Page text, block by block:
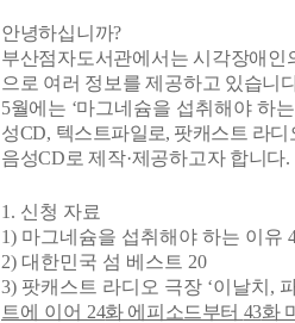
안녕하십니까?
부산점자도서관에서는 시각장애인
으로 여러 정보를 제공하고 있습니
5월에는 ‘마그네슘을 섭취해야 하
성CD, 텍스트파일로, 팟캐스트 라디
음성CD 로 제작·제공하고자 합니다.
1. 신청 자료
1) 마그네슘을 섭취해야 하는 이유
2) 대한민국 섬 베스트 20
3) 팟캐스트 라디오 극장 ‘이날치 ,
트에 이어 24화 에피소드부터 43화